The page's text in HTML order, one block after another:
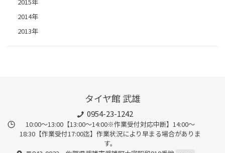
2014年
2013年
タイヤ館 武雄
0954-23-1242
10:00～13:00【13:00～14:00※作業受付対応中断】14:00～
18:30【作業受付17:00迄】作業状況により早まる場合がありま
す。